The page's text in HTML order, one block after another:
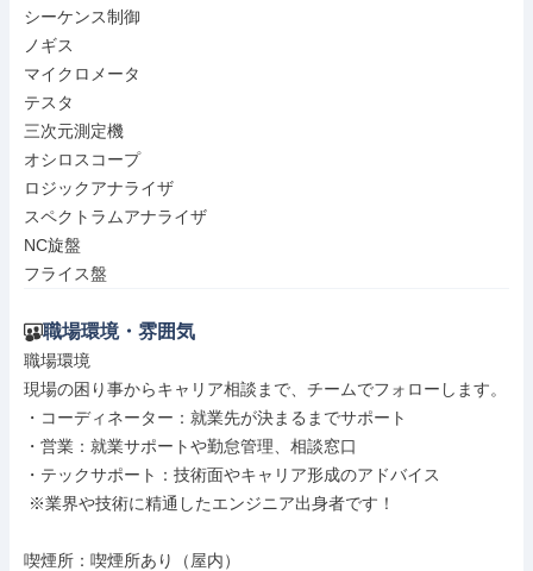
シーケンス制御
ノギス
マイクロメータ
テスタ
三次元測定機
オシロスコープ
ロジックアナライザ
スペクトラムアナライザ
NC旋盤
フライス盤
職場環境・雰囲気
職場環境
現場の困り事からキャリア相談まで、チームでフォローします。
・コーディネーター：就業先が決まるまでサポート
・営業：就業サポートや勤怠管理、相談窓口
・テックサポート：技術面やキャリア形成のアドバイス
喫煙所：喫煙所あり（屋内）